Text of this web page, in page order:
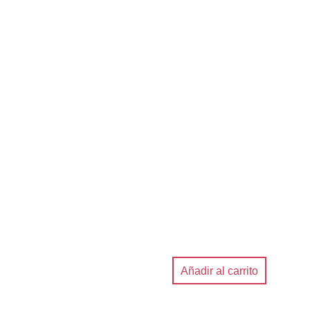
Añadir al carrito